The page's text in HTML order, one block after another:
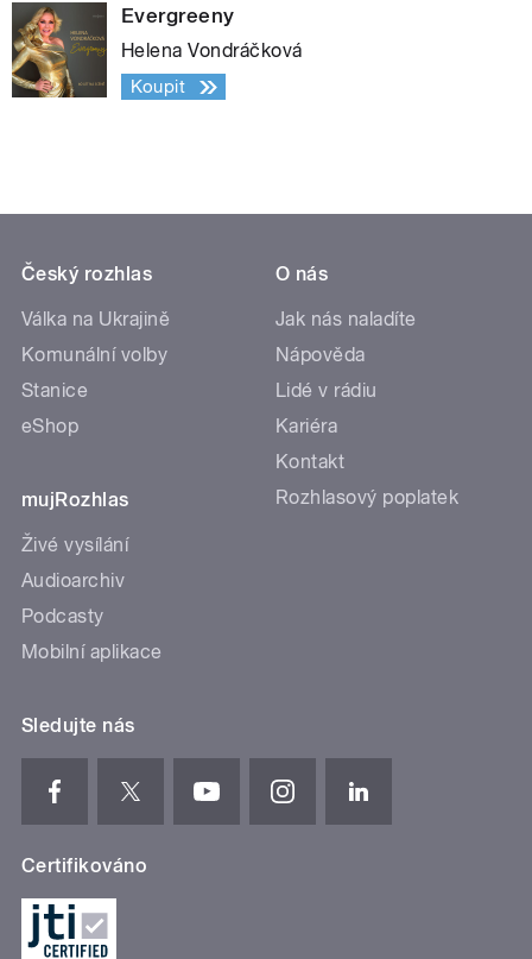
Evergreeny
Helena Vondráčková
Koupit
Český rozhlas
Válka na Ukrajině
Komunální volby
Stanice
eShop
mujRozhlas
Živé vysílání
Audioarchiv
Podcasty
Mobilní aplikace
O nás
Jak nás naladíte
Nápověda
Lidé v rádiu
Kariéra
Kontakt
Rozhlasový poplatek
Sledujte nás
Certifikováno